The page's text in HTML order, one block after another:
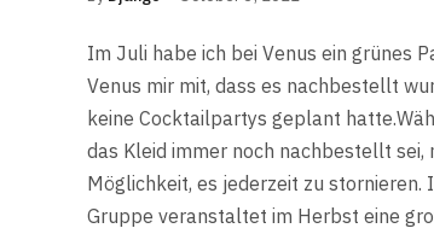
Im Juli habe ich bei Venus ein grünes
Venus mir mit, dass es nachbestellt
keine Cocktailpartys geplant
das Kleid immer noch nachbestellt
Möglichkeit, es jederzeit zu
Gruppe veranstaltet im Herbst eine